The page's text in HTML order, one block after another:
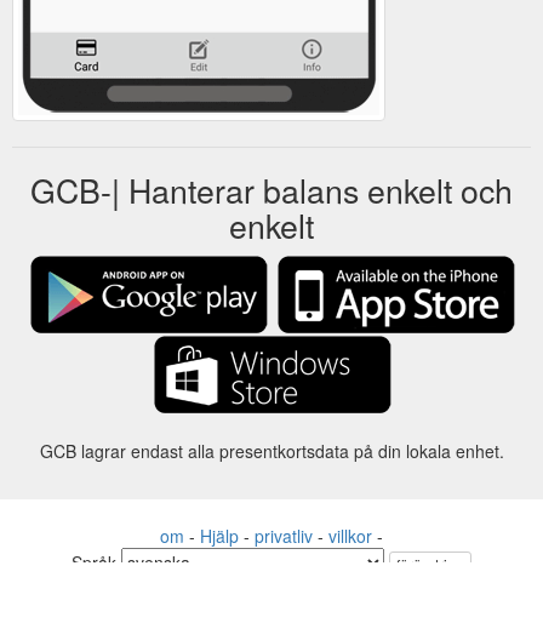
GCB-| Hanterar balans enkelt och
enkelt
GCB lagrar endast alla presentkortsdata på din lokala enhet.
om - Hjälp - privatliv - villkor -
Språk
förändring